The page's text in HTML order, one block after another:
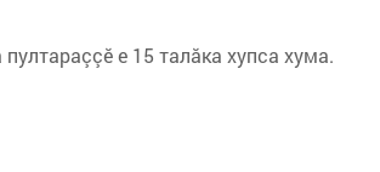
е 15 талăка хупса хума.